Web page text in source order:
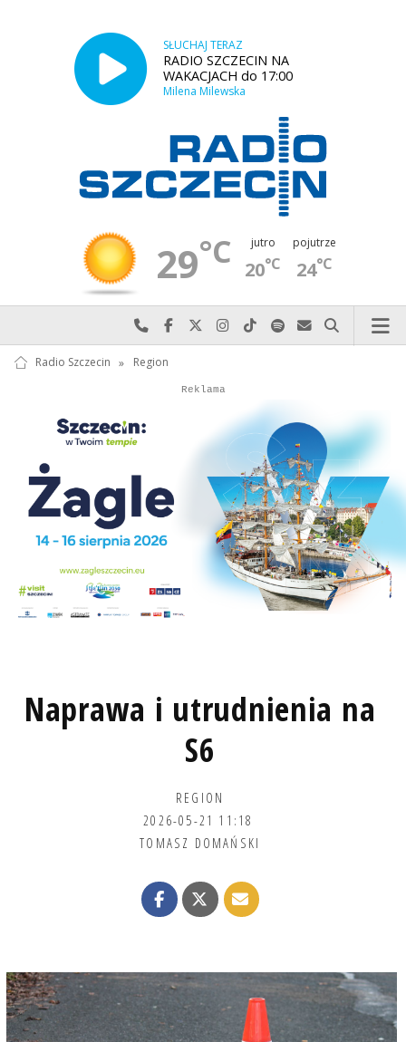
SŁUCHAJ TERAZ
RADIO SZCZECIN NA
WAKACJACH do 17:00
Milena Milewska
29°C jutro
20°C
pojutrze
24°C
Najlepiej po prostu do nas zadzwoń
Odwiedź nas na Facebook-u
Odwiedź nas na X
Odwiedź nas na Instagram-ie
Odwiedź nas na TikTok-u
Szukaj nas na Spotify
Wyślij do nas
Szukaj
Radio Szczecin » Region
Autopromocja
Reklama
Autopromocja
Naprawa i utrudnienia na
S6
REGION
2026-05-21 11:18
TOMASZ DOMAŃSKI